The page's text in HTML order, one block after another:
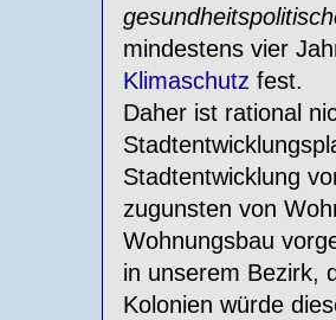
mindestens vier
Klimaschutz fest.
Daher ist rational
Stadtentwicklung
zugunsten von
Wohnungsbau
in unserem Bezirk,
Kolonien würde